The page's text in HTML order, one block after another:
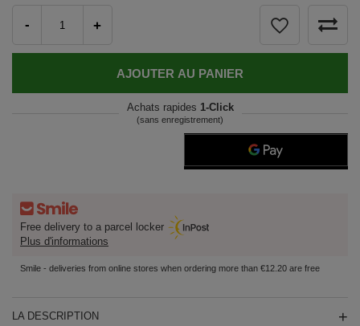
- +
AJOUTER AU PANIER
Achats rapides 1-Click
(sans enregistrement)
Free delivery to a parcel locker
Plus d'informations
Smile - deliveries from online stores when ordering more than €12.20 are free
LA DESCRIPTION